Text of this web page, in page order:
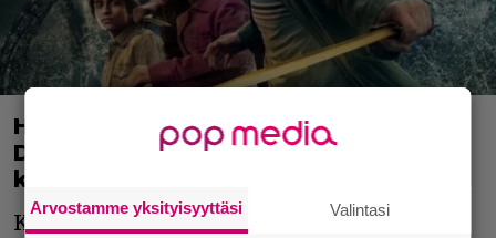
Hirviöiden meri kutsuu puolijumalia –
Disney Plussan fantasiahitin
kakkoskausi sai uuden trailerin
Kakkoskausi käynnistyy joulukuussa.
Arvostamme yksityisyyttäsi Valintasi